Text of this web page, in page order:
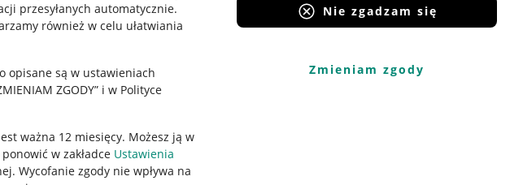
przesyłanych automatycznie.
również w celu ułatwiania
opisane są w ustawieniach
ZGODY” i w Polityce
ważna 12 miesięcy. Możesz ją w
w zakładce Ustawienia
Wycofanie zgody nie wpływa na
Nie zgadzam się
Zmieniam zgody